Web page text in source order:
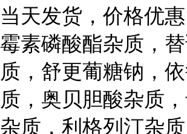
当天发货，价格优
霉素磷酸酯杂质，
质，舒更葡糖钠，
质，奥贝胆酸杂质
杂质，利格列汀杂